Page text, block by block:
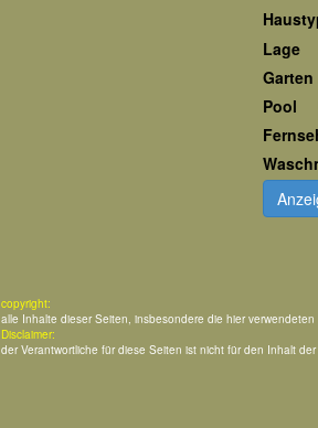
Lage
Garten
Pool
copyright:
alle Inhalte dieser Seiten, insbesondere die hier
Disclaimer:
der Verantwortliche für diese Seiten ist nicht für den Inhalt